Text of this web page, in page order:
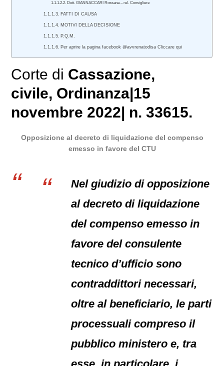
Dott. GIANNACCARI Rossana – rel. Consigliere
FATTI DI CAUSA
MOTIVI DELLA DECISIONE
P.Q.M.
Per aprire la pagina facebook @avvrenatodisa Cliccare qui
Corte di Cassazione,
civile, Ordinanza|15
novembre 2022| n. 33615.
Opposizione al decreto di liquidazione del compenso
emesso in favore del CTU
Nel giudizio di opposizione
al decreto di liquidazione
del compenso emesso in
favore del consulente
tecnico d’ufficio sono
contraddittori necessari,
oltre al beneficiario, le parti
processuali compreso il
pubblico ministero e, tra